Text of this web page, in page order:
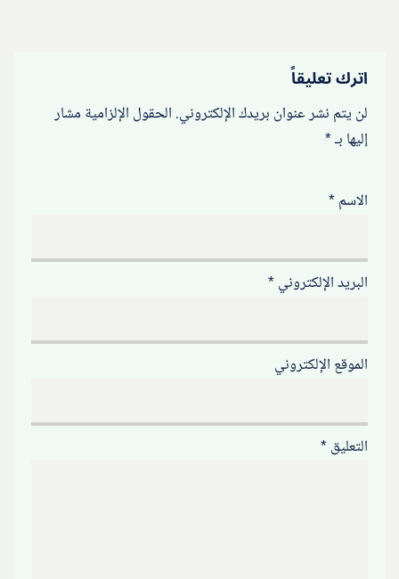
اترك تعليقاً
لن يتم نشر عنوان بريدك الإلكتروني. الحقول الإلزامية مشار
إليها بـ*
الاسم*
البريد الإلكتروني*
الموقع الإلكتروني
التعليق*